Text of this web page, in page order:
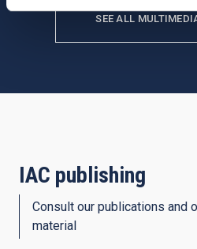
SEE ALL
IAC publishing
Consult our publications and
material